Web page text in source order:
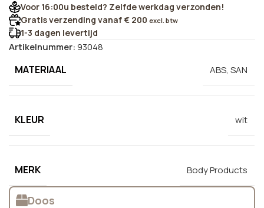
Voor 16:00u besteld? Zelfde werkdag verzonden!
Gratis verzending vanaf € 200 excl. btw
1-3 dagen levertijd
Artikelnummer: 93048
MATERIAAL ABS, SAN
KLEUR wit
MERK Body Products
Doos